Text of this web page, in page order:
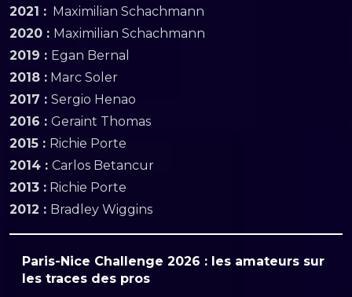
2021 : Maximilian Schachmann
2020 : Maximilian Schachmann
2019 : Egan Bernal
2018 : Marc Soler
2017 : Sergio Henao
2016 : Geraint Thomas
2015 : Richie Porte
2014 : Carlos Betancur
2013 : Richie Porte
2012 : Bradley Wiggins
Paris-Nice Challenge 2026 : les amateurs sur
les traces des pros